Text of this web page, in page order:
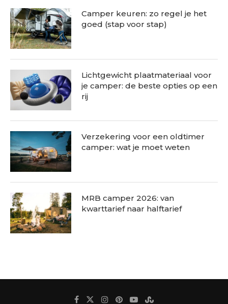
Camper keuren: zo regel je het
goed (stap voor stap)
Lichtgewicht plaatmateriaal voor
je camper: de beste opties op een
rij
Verzekering voor een oldtimer
camper: wat je moet weten
MRB camper 2026: van
kwarttarief naar halftarief